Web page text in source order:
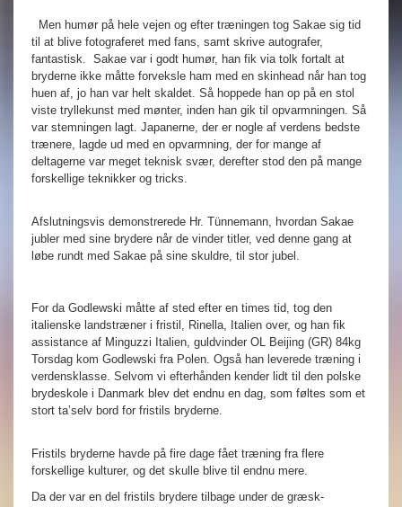
Men humør på hele vejen og efter træningen tog Sakae sig tid
til at blive fotograferet med fans, samt skrive autografer,
fantastisk. Sakae var i godt humør, han fik via tolk fortalt at
bryderne ikke måtte forveksle ham med en skinhead når han tog
huen af, jo han var helt skaldet. Så hoppede han op på en stol
viste tryllekunst med mønter, inden han gik til opvarmningen. Så
var stemningen lagt. Japanerne, der er nogle af verdens bedste
trænere, lagde ud med en opvarmning, der for mange af
deltagerne var meget teknisk svær, derefter stod den på mange
forskellige teknikker og tricks.
Afslutningsvis demonstrerede Hr. Tünnemann, hvordan Sakae
jubler med sine brydere når de vinder titler, ved denne gang at
løbe rundt med Sakae på sine skuldre, til stor jubel.
For da Godlewski måtte af sted efter en times tid, tog den
italienske landstræner i fristil, Rinella, Italien over, og han fik
assistance af Minguzzi Italien, guldvinder OL Beijing (GR) 84kg
Torsdag kom Godlewski fra Polen. Også han leverede træning i
verdensklasse. Selvom vi efterhånden kender lidt til den polske
brydeskole i Danmark blev det endnu en dag, som føltes som et
stort ta’selv bord for fristils bryderne.
Fristils bryderne havde på fire dage fået træning fra flere
forskellige kulturer, og det skulle blive til endnu mere.
Da der var en del fristils brydere tilbage under de græsk-